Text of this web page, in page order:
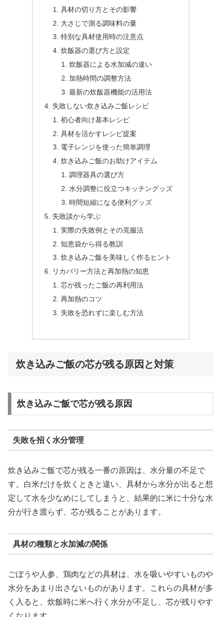
具材の切り方とその影響
大さじで測る調味料の量
特別な具材使用時の注意点
炊飯器の選び方と設定
炊飯器による水加減の違い
加熱時間の調整方法
最新の炊飯器機能の活用法
失敗しない炊き込みご飯レシピ
初心者向け基本レシピ
具材を活かすレシピ提案
電子レンジを使った簡単調理
炊き込みご飯のお助けアイテム
調理器具の選び方
水分調整に役立つキッチングッズ
時間短縮になる便利グッズ
失敗談から学ぶ
実際の失敗例とその克服法
知恵袋から得る教訓
炊き込みご飯を美味しく作るヒント
リカバリー方法と再加熱の知恵
芯が残ったご飯の再利用法
再加熱のコツ
失敗を恐れずに楽しむ方法
炊き込みご飯の芯が残る原因と対策
炊き込みご飯で芯が残る原因
失敗を招く水分管理
炊き込みご飯で芯が残る一番の原因は、水分量の不足で
す。白米だけを炊くときと違い、具材から水分が出ると想
定して水を少なめにしてしまうと、結果的に米に十分な水
分が行き渡らず、芯が残ることがあります。
具材の種類と水加減の関係
ごぼうや人参、鶏肉などの具材は、水を吸いやすいものや
水分をあまり出さないものがあります。これらの具材が多
く入ると、炊飯時に米へ行く水分が不足し、芯が残りやす